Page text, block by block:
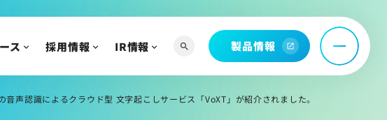
用
についてのご質問
お問い合わせ
ス 採用情報 IR情報 search 製品情報 open_in_new
声認識によるクラウド型 文字起こしサービス「VoXT」が紹介されました。